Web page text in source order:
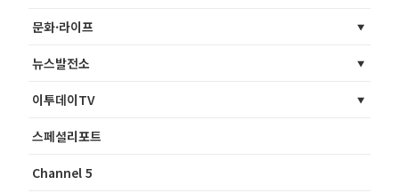
문화·라이프
뉴스발전소
이투데이TV
스페셜리포트
Channel 5